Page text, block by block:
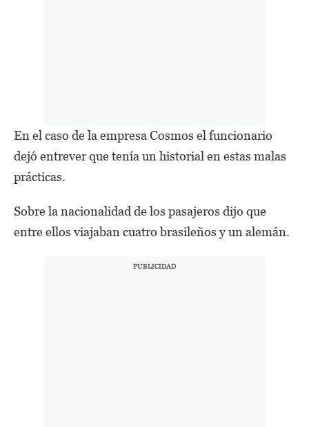
En el caso de la empresa Cosmos el funcionario
dejó entrever que tenía un historial en estas malas
prácticas.
Sobre la nacionalidad de los pasajeros dijo que
entre ellos viajaban cuatro brasileños y un alemán.